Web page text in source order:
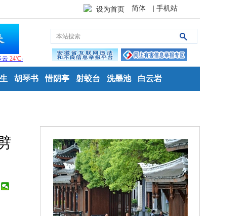
设为首页 简体 | 手机站
胡琴书 惜阴亭 射蛟台 洗墨池 白云岩